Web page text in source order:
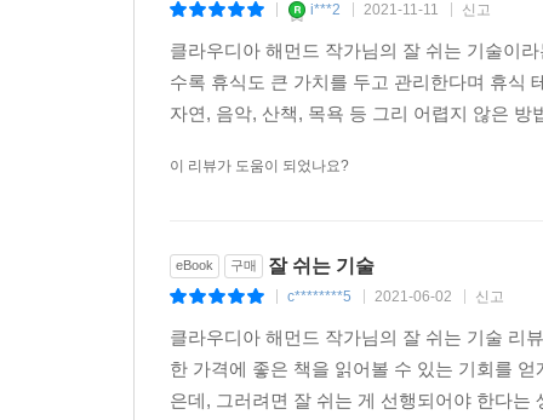
i***2 2021-11-11 신고
클라우디아 해먼드 작가님의 잘 쉬는 기술이
수록 휴식도 큰 가치를 두고 관리한다며 휴식
자연, 음악, 산책, 목욕 등 그리 어렵지 않은
이 리뷰가 도움이 되었나요?
eBook 구매 잘 쉬는 기술
c********5 2021-06-02 신고
클라우디아 해먼드 작가님의 잘 쉬는 기술 리
한 가격에 좋은 책을 읽어볼 수 있는 기회를
은데, 그러려면 잘 쉬는 게 선행되어야 한다